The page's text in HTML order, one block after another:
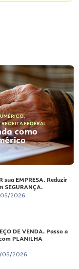
,
RECEITA FEDERAL
como
sua EMPRESA. Reduzir
SEGURANÇA.
05/2026
DE VENDA. Passo a
PLANILHA
05/2026